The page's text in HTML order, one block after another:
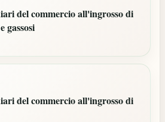
del commercio all'ingrosso di
gassosi
del commercio all'ingrosso di